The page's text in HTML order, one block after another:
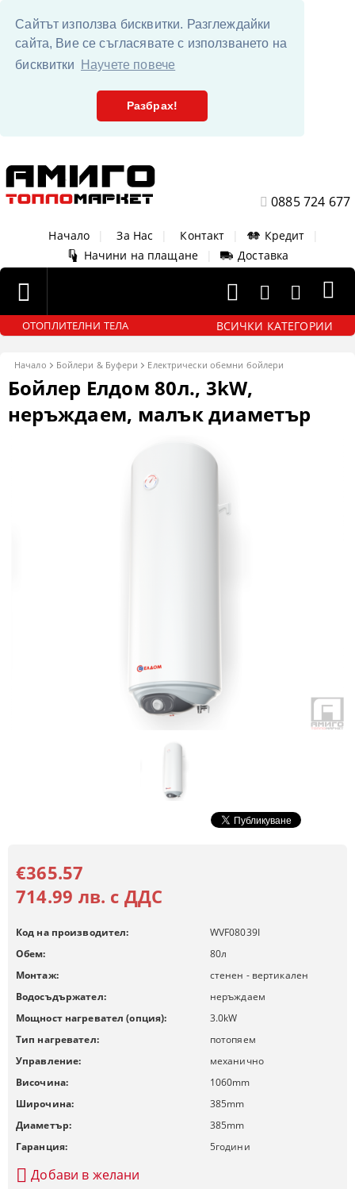
Сайтът използва бисквитки. Разглеждайки
сайта, Вие се съгласявате с използването на
бисквитки
Научете повече
Разбрах!
0885 724 677
Начало За Нас Контакт Кредит
Начини на плащане
Доставка
ОТОПЛИТЕЛНИ ТЕЛА ВСИЧКИ КАТЕГОРИИ
Начало Бойлери & Буфери Електрически обемни бойлери
Бойлер Елдом 80л., 3kW,
неръждаем, малък диаметър
€365.57
714.99 лв. с ДДС
Код на производител:
WVF08039I
Обем:
80л
Монтаж:
стенен - вертикален
Водосъдържател:
неръждаем
Мощност нагревател (опция):
3.0kW
Тип нагревател:
потопяем
Управление:
механично
Височина:
1060mm
Широчина:
385mm
Диаметър:
385mm
Гаранция:
5години
Добави в желани